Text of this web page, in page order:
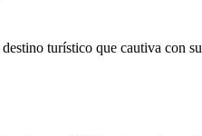
turístico que cautiva con su